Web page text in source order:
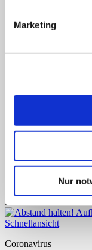
Marketing
Nur
ABC Anlaute und
Enthält 7% reduzierte
Schnellansicht
Coronavirus